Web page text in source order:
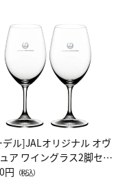
ル]JALオリジナル オヴ
ア ワイングラス2脚セッ
ッドワイン）
円 （税込）